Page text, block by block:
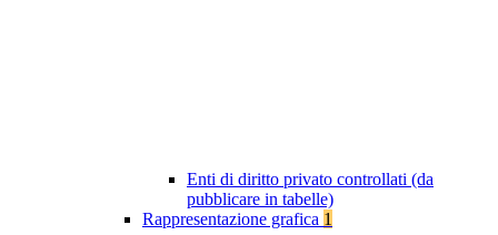
Enti di diritto privato controllati (da
pubblicare in tabelle)
Rappresentazione grafica 1